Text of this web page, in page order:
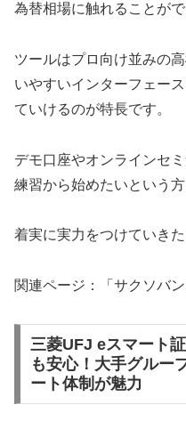
為替相場に触れることがで
ツールはプロ向け並みの
いやすいインターフェー
ていけるのが特長です。
デモ口座やオンラインセ
練習から始めたいという方
着実に実力をつけていき
関連ページ：「サクソバ
三菱UFJ eスマート
も安心！大手グルー
ート体制が魅力